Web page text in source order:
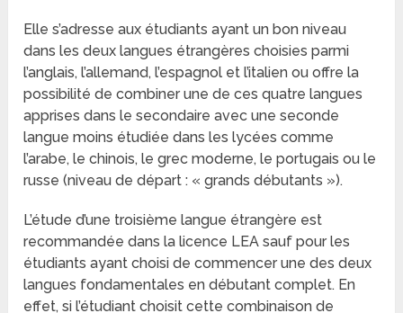
Elle s’adresse aux étudiants ayant un bon niveau
dans les deux langues étrangères choisies parmi
l’anglais, l’allemand, l’espagnol et l’italien ou offre la
possibilité de combiner une de ces quatre langues
apprises dans le secondaire avec une seconde
langue moins étudiée dans les lycées comme
l’arabe, le chinois, le grec moderne, le portugais ou le
russe (niveau de départ : « grands débutants »).
L’étude d’une troisième langue étrangère est
recommandée dans la licence LEA sauf pour les
étudiants ayant choisi de commencer une des deux
langues fondamentales en débutant complet. En
effet, si l’étudiant choisit cette combinaison de